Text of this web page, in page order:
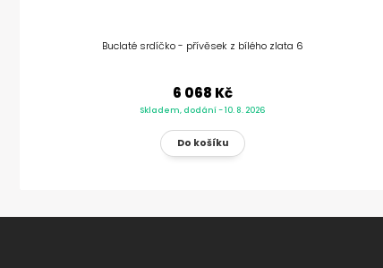
Buclaté srdíčko - přívěsek z bílého zlata 6
6 068 Kč
Skladem, dodání - 10. 8. 2026